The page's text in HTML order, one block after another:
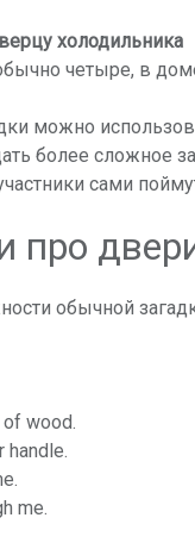
холодильника
четыре, в
можно
более сложное
сами
про
обычной
of wood.
handle.
me.